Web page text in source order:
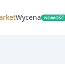
Wycena NOWOŚĆ